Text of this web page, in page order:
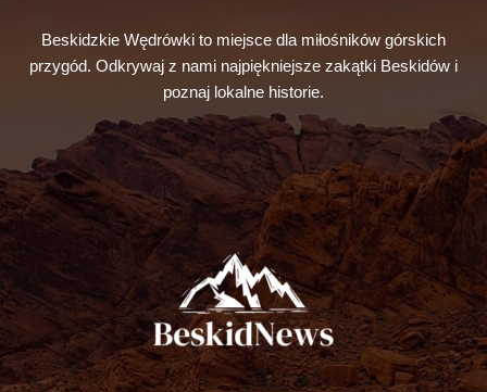
Beskidzkie Wędrówki to miejsce dla miłośników górskich
przygód. Odkrywaj z nami najpiękniejsze zakątki Beskidów i
poznaj lokalne historie.